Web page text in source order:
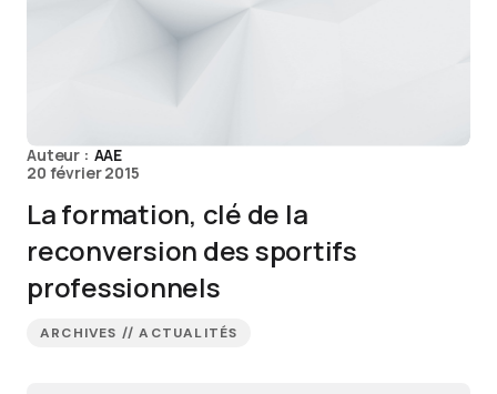
Auteur : AAE
20 février 2015
La formation, clé de la
reconversion des sportifs
professionnels
ARCHIVES // ACTUALITÉS